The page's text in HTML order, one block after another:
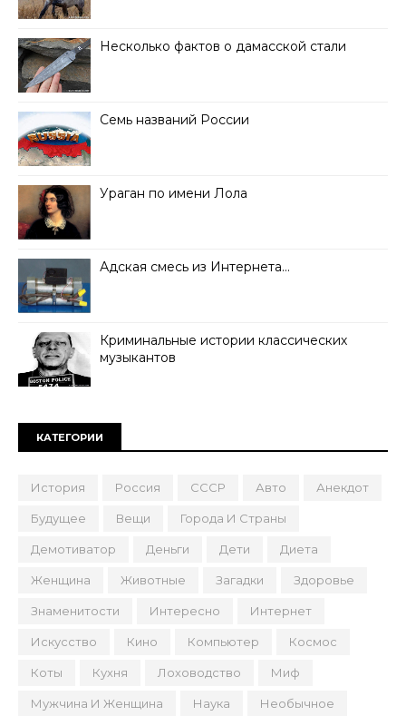
Несколько фактов о дамасской стали
Семь названий России
Ураган по имени Лола
Адская смесь из Интернета…
Криминальные истории классических
музыкантов
КАТЕГОРИИ
История Россия СССР Авто Анекдот
Будущее Вещи Города И Страны
Демотиватор Деньги Дети Диета
Женщина Животные Загадки Здоровье
Знаменитости Интересно Интернет
Искусство Кино Компьютер Космос
Коты Кухня Лоховодство Миф
Мужчина И Женщина Наука Необычное